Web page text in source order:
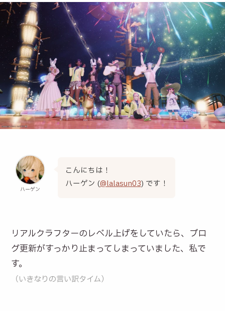
ハーゲン
こんにちは！
ハーゲン (@lalasun03) です！
リアルクラフターのレベル上げをしていたら、ブロ
グ更新がすっかり止まってしまっていました、私で
す。
（いきなりの言い訳タイム）